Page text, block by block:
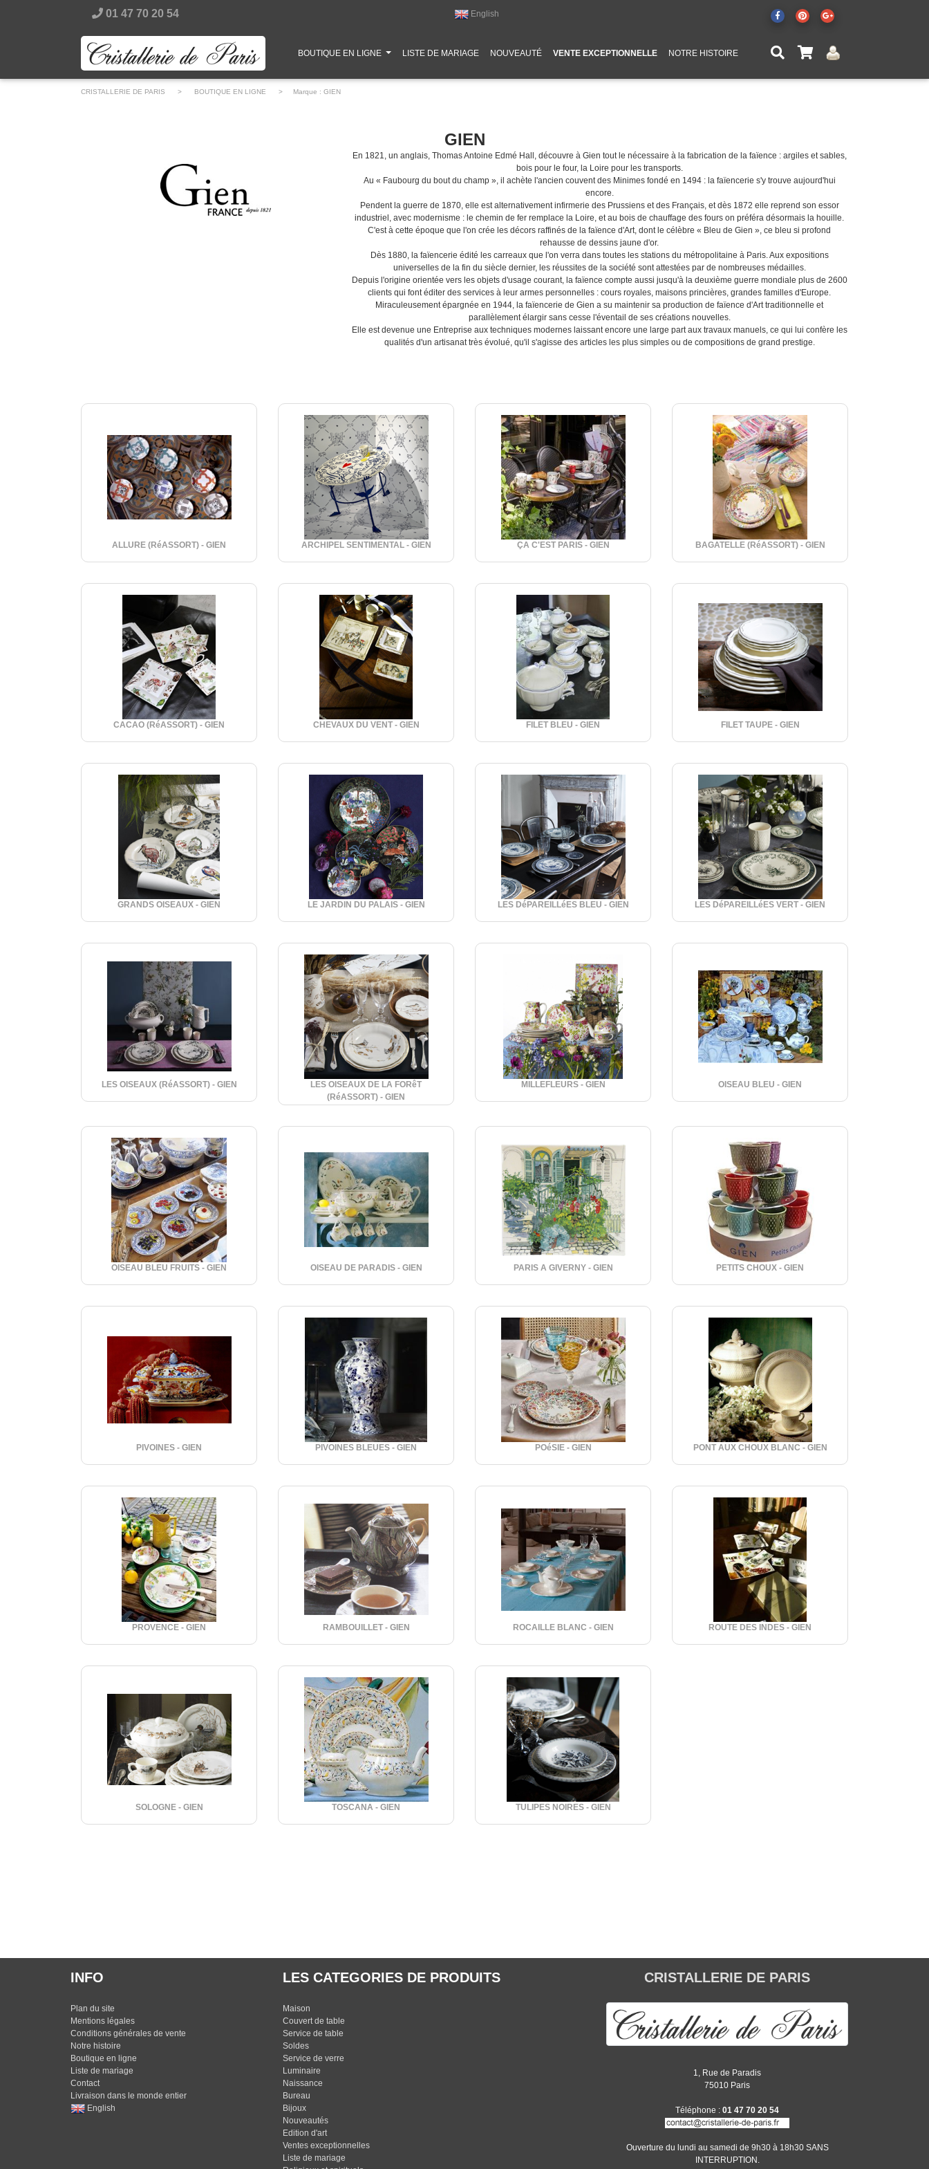
01 47 70 20 54 English
BOUTIQUE EN LIGNE (CURRENT)
LISTE DE MARIAGE NOUVEAUTÉ VENTE EXCEPTIONNELLE NOTRE HISTOIRE
CRISTALLERIE DE PARIS > BOUTIQUE EN LIGNE > Marque : GIEN
GIEN
En 1821, un anglais, Thomas Antoine Edmé Hall, découvre à Gien tout le nécessaire à la fabrication de la faïence : argiles et sables,
bois pour le four, la Loire pour les transports.
Au « Faubourg du bout du champ », il achète l'ancien couvent des Minimes fondé en 1494 : la faïencerie s'y trouve aujourd'hui
encore.
Pendent la guerre de 1870, elle est alternativement infirmerie des Prussiens et des Français, et dès 1872 elle reprend son essor
industriel, avec modernisme : le chemin de fer remplace la Loire, et au bois de chauffage des fours on préféra désormais la houille.
C'est à cette époque que l'on crée les décors raffinés de la faïence d'Art, dont le célèbre « Bleu de Gien », ce bleu si profond
rehausse de dessins jaune d'or.
Dès 1880, la faïencerie édité les carreaux que l'on verra dans toutes les stations du métropolitaine à Paris. Aux expositions
universelles de la fin du siècle dernier, les réussites de la société sont attestées par de nombreuses médailles.
Depuis l'origine orientée vers les objets d'usage courant, la faïence compte aussi jusqu'à la deuxième guerre mondiale plus de 2600
clients qui font éditer des services à leur armes personnelles : cours royales, maisons princières, grandes familles d'Europe.
Miraculeusement épargnée en 1944, la faïencerie de Gien a su maintenir sa production de faïence d'Art traditionnelle et
parallèlement élargir sans cesse l'éventail de ses créations nouvelles.
Elle est devenue une Entreprise aux techniques modernes laissant encore une large part aux travaux manuels, ce qui lui confère les
qualités d'un artisanat très évolué, qu'il s'agisse des articles les plus simples ou de compositions de grand prestige.
ALLURE (RéASSORT) - GIEN ARCHIPEL SENTIMENTAL - GIEN ÇA C'EST PARIS - GIEN BAGATELLE (RéASSORT) - GIEN
CACAO (RéASSORT) - GIEN CHEVAUX DU VENT - GIEN FILET BLEU - GIEN FILET TAUPE - GIEN
GRANDS OISEAUX - GIEN LE JARDIN DU PALAIS - GIEN LES DéPAREILLéES BLEU - GIEN LES DéPAREILLéES VERT - GIEN
LES OISEAUX (RéASSORT) - GIEN
LES OISEAUX DE LA FORêT
(RéASSORT) - GIEN
MILLEFLEURS - GIEN OISEAU BLEU - GIEN
OISEAU BLEU FRUITS - GIEN OISEAU DE PARADIS - GIEN PARIS A GIVERNY - GIEN PETITS CHOUX - GIEN
PIVOINES - GIEN PIVOINES BLEUES - GIEN POéSIE - GIEN PONT AUX CHOUX BLANC - GIEN
PROVENCE - GIEN RAMBOUILLET - GIEN ROCAILLE BLANC - GIEN ROUTE DES INDES - GIEN
SOLOGNE - GIEN TOSCANA - GIEN TULIPES NOIRES - GIEN
INFO
Plan du site
Mentions légales
Conditions générales de vente
Notre histoire
Boutique en ligne
Liste de mariage
Contact
Livraison dans le monde entier
English
LES CATEGORIES DE PRODUITS
Maison
Couvert de table
Service de table
Soldes
Service de verre
Luminaire
Naissance
Bureau
Bijoux
Nouveautés
Edition d'art
Ventes exceptionnelles
Liste de mariage
CRISTALLERIE DE PARIS
1, Rue de Paradis
75010 Paris
Téléphone : 01 47 70 20 54
Ouverture du lundi au samedi de 9h30 à 18h30 SANS
INTERRUPTION.